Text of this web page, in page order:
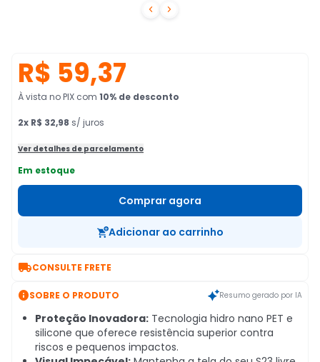
 
R$ 59,37
À vista no PIX com 10% de desconto
2x R$ 32,98 s/ juros
Ver detalhes de parcelamento
Em estoque
Comprar agora
Adicionar ao carrinho
CONSULTE FRETE
SOBRE O PRODUTO Resumo gerado por IA
Proteção Inovadora: Tecnologia hidro nano PET e
silicone que oferece resistência superior contra
riscos e pequenos impactos.